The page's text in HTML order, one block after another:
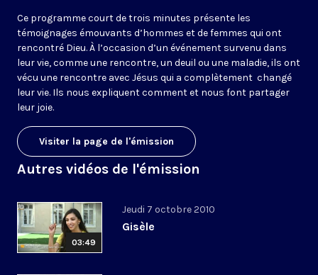
Ce programme court de trois minutes présente les
témoignages émouvants d’hommes et de femmes qui ont
rencontré Dieu. À l’occasion d’un événement survenu dans
leur vie, comme une rencontre, un deuil ou une maladie, ils ont
vécu une rencontre avec Jésus qui a complètement changé
leur vie. Ils nous expliquent comment et nous font partager
leur joie.
Visiter la page de l'émission
Autres vidéos de l'émission
03:49
Jeudi 7 octobre 2010
Gisèle